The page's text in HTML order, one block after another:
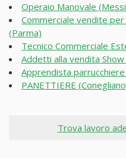
Operaio Manovale
Commerciale vendite
(Parma)
Tecnico Commerciale
Addetti alla vendita
Apprendista
PANETTIERE
Trova lavoro